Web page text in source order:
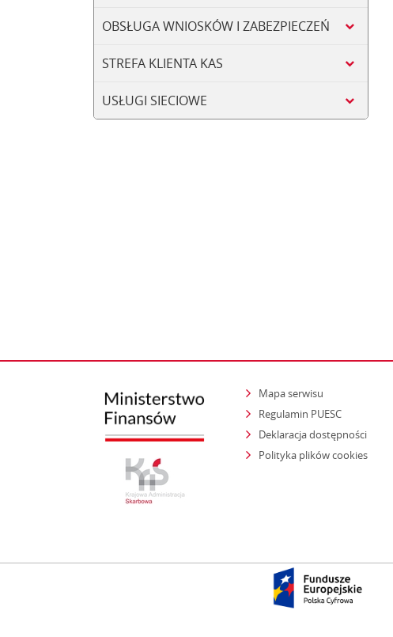
OBSŁUGA WNIOSKÓW I ZABEZPIECZEŃ
STREFA KLIENTA KAS
USŁUGI SIECIOWE
Mapa serwisu
Regulamin PUESC
Deklaracja dostępności
Polityka plików cookies